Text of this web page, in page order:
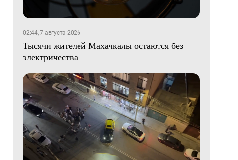
02:44, 7 августа 2026
Тысячи жителей Махачкалы остаются без
электричества